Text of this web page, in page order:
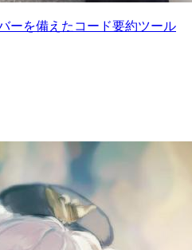
ーを備えたコード要約ツール